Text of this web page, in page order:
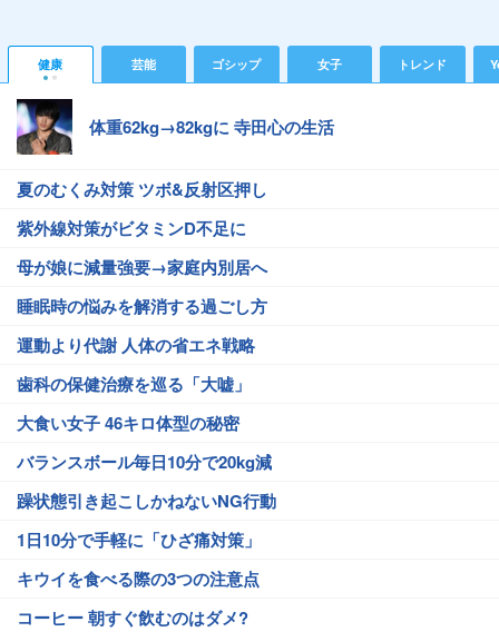
健康 芸能 ゴシップ 女子 トレンド
体重62kg→82kgに 寺田心の生活
夏のむくみ対策 ツボ&反射区押し
紫外線対策がビタミンD不足に
母が娘に減量強要→家庭内別居へ
睡眠時の悩みを解消する過ごし方
運動より代謝 人体の省エネ戦略
歯科の保健治療を巡る「大嘘」
大食い女子 46キロ体型の秘密
バランスボール毎日10分で20kg減
躁状態引き起こしかねないNG行動
1日10分で手軽に「ひざ痛対策」
キウイを食べる際の3つの注意点
コーヒー 朝すぐ飲むのはダメ?